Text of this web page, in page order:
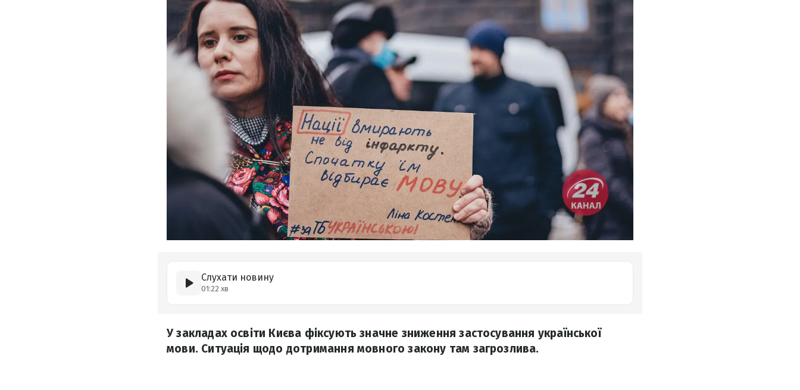
Слухати новину
01:22 хв
У закладах освіти Києва фіксують значне зниження застосування української
мови. Ситуація щодо дотримання мовного закону там загрозлива.